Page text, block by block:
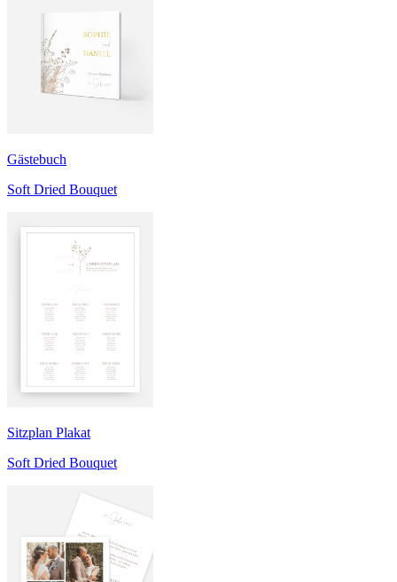
Gästebuch
Soft Dried Bouquet
Sitzplan Plakat
Soft Dried Bouquet